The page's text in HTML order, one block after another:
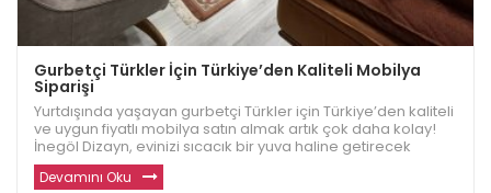
Gurbetçi Türkler İçin Türkiye’den Kaliteli Mobilya
Siparişi
Yurtdışında yaşayan gurbetçi Türkler için Türkiye’den kaliteli
ve uygun fiyatlı mobilya satın almak artık çok daha kolay!
İnegöl Dizayn, evinizi sıcacık bir yuva haline getirecek
dayanıklı ve modern mobilyalar sunuyor. Avrupa ve diğer
ülkelerde yaşayan gu
Devamını Oku